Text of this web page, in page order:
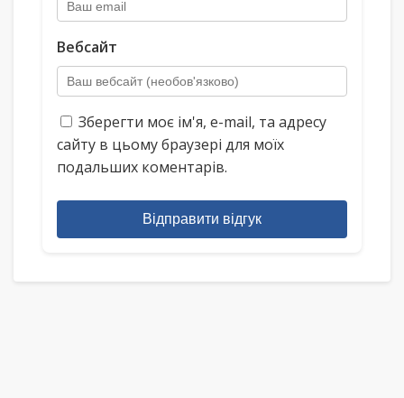
Вебсайт
Зберегти моє ім'я, e-mail, та адресу
сайту в цьому браузері для моїх
подальших коментарів.
Відправити відгук